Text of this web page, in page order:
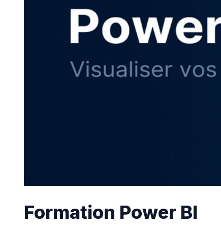
Formation Power BI